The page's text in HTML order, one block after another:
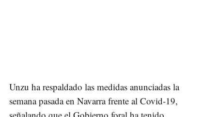
Unzu ha respaldado las medidas anunciadas la
semana pasada en Navarra frente al Covid-19,